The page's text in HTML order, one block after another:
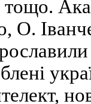
тощо.
О.